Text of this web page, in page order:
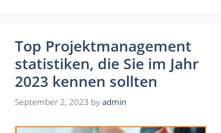
Top Projektmanagement
statistiken, die Sie im Jahr
2023 kennen sollten
September 2, 2023 byadmin